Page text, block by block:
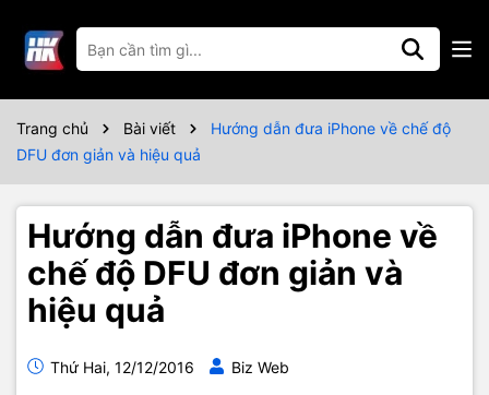
Trang chủ Bài viết
Hướng dẫn đưa iPhone về chế độ
DFU đơn giản và hiệu quả
Hướng dẫn đưa iPhone về
chế độ DFU đơn giản và
hiệu quả
Thứ Hai, 12/12/2016 Biz Web